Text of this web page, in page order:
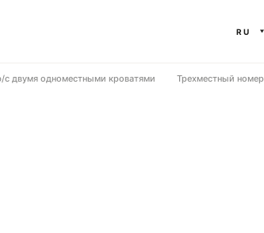
RU
с двумя одноместными кроватями Трехместный номер